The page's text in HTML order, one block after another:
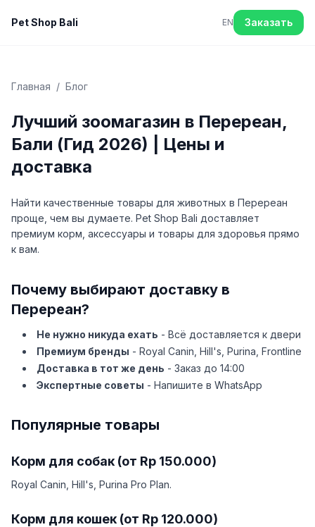
Pet Shop Bali EN Заказать
Главная / Блог
Лучший зоомагазин в Перереан,
Бали (Гид 2026) | Цены и
доставка
Найти качественные товары для животных в Перереан
проще, чем вы думаете. Pet Shop Bali доставляет
премиум корм, аксессуары и товары для здоровья прямо
к вам.
Почему выбирают доставку в
Перереан?
Не нужно никуда ехать - Всё доставляется к двери
Премиум бренды - Royal Canin, Hill's, Purina, Frontline
Доставка в тот же день - Заказ до 14:00
Экспертные советы - Напишите в WhatsApp
Популярные товары
Корм для собак (от Rp 150.000)
Royal Canin, Hill's, Purina Pro Plan.
Корм для кошек (от Rp 120.000)